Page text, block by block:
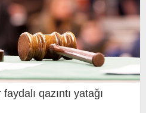
qazıntı yatağı